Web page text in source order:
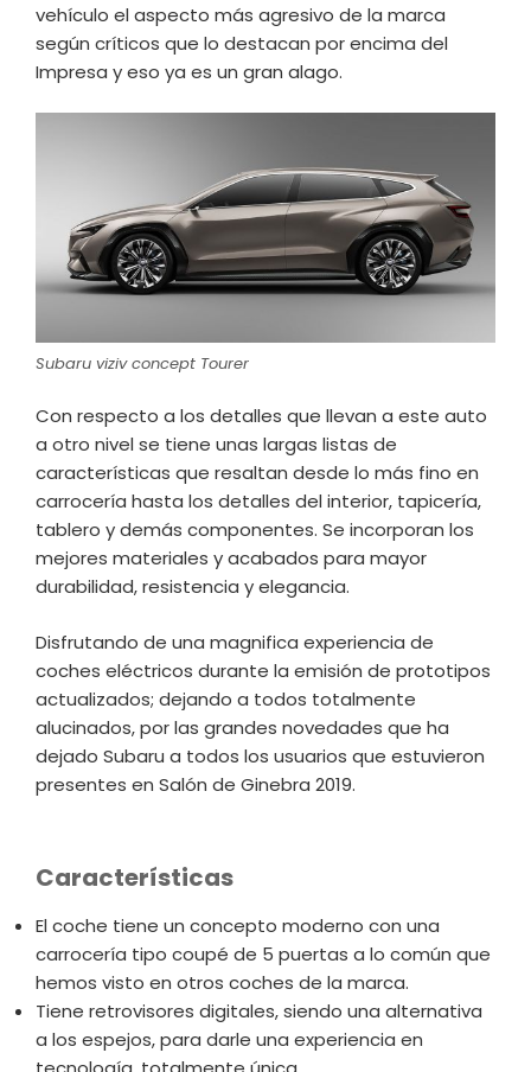
vehículo el aspecto más agresivo de la marca
según críticos que lo destacan por encima del
Impresa y eso ya es un gran alago.
Subaru viziv concept Tourer
Con respecto a los detalles que llevan a este auto
a otro nivel se tiene unas largas listas de
características que resaltan desde lo más fino en
carrocería hasta los detalles del interior, tapicería,
tablero y demás componentes. Se incorporan los
mejores materiales y acabados para mayor
durabilidad, resistencia y elegancia.
Disfrutando de una magnifica experiencia de
coches eléctricos durante la emisión de prototipos
actualizados; dejando a todos totalmente
alucinados, por las grandes novedades que ha
dejado Subaru a todos los usuarios que estuvieron
presentes en Salón de Ginebra 2019.
Características
El coche tiene un concepto moderno con una
carrocería tipo coupé de 5 puertas a lo común que
hemos visto en otros coches de la marca.
Tiene retrovisores digitales, siendo una alternativa
a los espejos, para darle una experiencia en